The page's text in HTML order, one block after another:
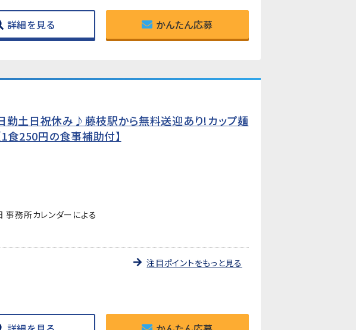
詳細を見る かんたん応募
勤土日祝休み♪藤枝駅から無料送迎あり!カップ麺
食250円の食事補助付】
務所カレンダーによる
注目ポイントをもっと見る